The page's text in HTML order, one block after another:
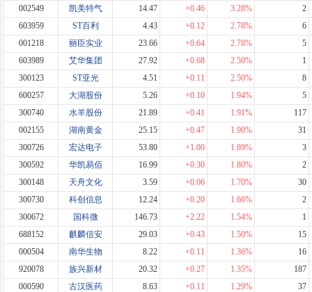
002549
凯美特气 14.47 +0.46 3.28%
2
603959
ST百利 4.43 +0.12 2.78%
6
001218
丽臣实业 23.66 +0.64 2.78%
5
603989
艾华集团 27.92 +0.68 2.50%
1
300123
ST亚光 4.51 +0.11 2.50%
8
600257
大湖股份 5.26 +0.10 1.94%
5
300740
水羊股份 21.89 +0.41 1.91%
117
002155
湖南黄金 25.15 +0.47 1.90%
31
300726
宏达电子 53.80 +1.00 1.89%
3
300592
华凯易佰 16.99 +0.30 1.80%
2
300148
天舟文化 3.59 +0.06 1.70%
30
300730
科创信息 12.24 +0.20 1.66%
2
300672
国科微 146.73 +2.22 1.54%
1
688152
麒麟信安 29.03 +0.43 1.50%
15
000504
南华生物 8.22 +0.11 1.36%
16
920078
族兴新材 20.32 +0.27 1.35%
187
000590
古汉医药 8.63 +0.11 1.29%
37